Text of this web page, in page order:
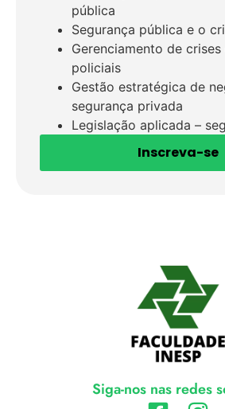
pública
Segurança pública e o
Gerenciamento de
policiais
Gestão estratégica de
segurança privada
Legislação aplicada –
Inscreva-se
Siga-nos nas redes